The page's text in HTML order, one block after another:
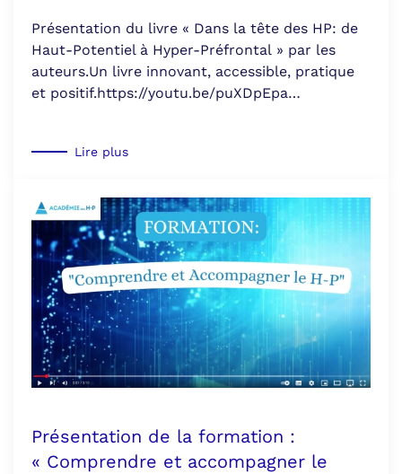
Présentation du livre « Dans la tête des HP: de
Haut-Potentiel à Hyper-Préfrontal » par les
auteurs.Un livre innovant, accessible, pratique
et positif.https://youtu.be/puXDpEpa…
Lire plus
Présentation de la formation :
« Comprendre et accompagner le